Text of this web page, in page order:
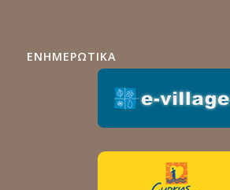
ΕΝΗΜΕΡΩΤΙΚΑ